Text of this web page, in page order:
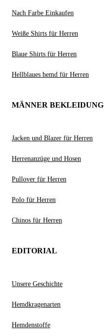
Nach Farbe Einkaufen
Weiße Shirts für Herren
Blaue Shirts für Herren
Hellblaues hemd für Herren
MÄNNER BEKLEIDUNG
Jacken und Blazer für Herren
Herrenanzüge und Hosen
Pullover für Herren
Polo für Herren
Chinos für Herren
EDITORIAL
Unsere Geschichte
Hemdkragenarten
Hemdenstoffe